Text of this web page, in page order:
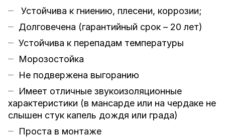
Устойчива к гниению, плесени, коррозии;
Долговечена (гарантийный срок – 20 лет)
Устойчива к перепадам температуры
Морозостойка
Не подвержена выгоранию
Имеет отличные звукоизоляционные
характеристики (в мансарде или на чердаке не
слышен стук капель дождя или града)
Проста в монтаже